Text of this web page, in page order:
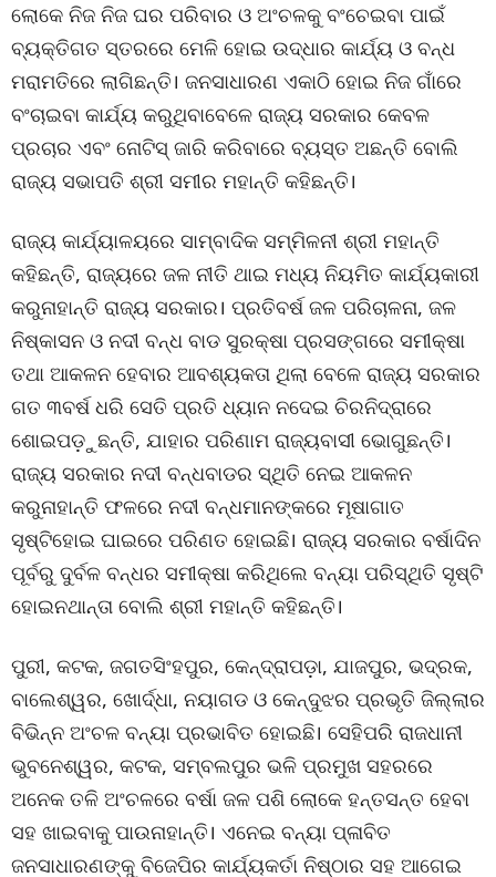
ଲୋକେ ନିଜ ନିଜ ଘର ପରିବାର ଓ ଅଂଚଳକୁ ବଂଚେଇବା ପାଇଁ
ବ୍ୟକ୍ତିଗତ ସ୍ତରରେ ମେଳି ହୋଇ ଉଦ୍ଧାର କାର୍ଯ୍ୟ ଓ ବନ୍ଧ
ମରାମତିରେ ଲାଗିଛନ୍ତି। ଜନସାଧାରଣ ଏକାଠି ହୋଇ ନିଜ ଗାଁରେ
ବଂଚାଇବା କାର୍ଯ୍ୟ କରୁଥିବାବେଳେ ରାଜ୍ୟ ସରକାର କେବଳ
ପ୍ରଚାର ଏବଂ ନୋଟିସ୍ ଜାରି କରିବାରେ ବ୍ୟସ୍ତ ଅଛନ୍ତି ବୋଲି
ରାଜ୍ୟ ସଭାପତି ଶ୍ରୀ ସମୀର ମହାନ୍ତି କହିଛନ୍ତି।
ରାଜ୍ୟ କାର୍ଯ୍ୟାଳୟରେ ସାମ୍ବାଦିକ ସମ୍ମିଳନୀ ଶ୍ରୀ ମହାନ୍ତି
କହିଛନ୍ତି, ରାଜ୍ୟରେ ଜଳ ନୀତି ଥାଇ ମଧ୍ୟ ନିୟମିତ କାର୍ଯ୍ୟକାରୀ
କରୁନାହାନ୍ତି ରାଜ୍ୟ ସରକାର। ପ୍ରତିବର୍ଷ ଜଳ ପରିଚାଳନା, ଜଳ
ନିଷ୍କାସନ ଓ ନଦୀ ବନ୍ଧ ବାଡ ସୁରକ୍ଷା ପ୍ରସଙ୍ଗରେ ସମୀକ୍ଷା
ତଥା ଆକଳନ ହେବାର ଆବଶ୍ୟକତା ଥିଲା ବେଳେ ରାଜ୍ୟ ସରକାର
ଗତ ୩ବର୍ଷ ଧରି ସେତି ପ୍ରତି ଧ୍ୟାନ ନଦେଇ ଚିରନିଦ୍ରାରେ
ଶୋଇପଡ଼ୁଛନ୍ତି, ଯାହାର ପରିଣାମ ରାଜ୍ୟବାସୀ ଭୋଗୁଛନ୍ତି।
ରାଜ୍ୟ ସରକାର ନଦୀ ବନ୍ଧବାଡର ସ୍ଥିତି ନେଇ ଆକଳନ
କରୁନାହାନ୍ତି ଫଳରେ ନଦୀ ବନ୍ଧମାନଙ୍କରେ ମୂଷାଗାତ
ସୃଷ୍ଟିହୋଇ ଘାଇରେ ପରିଣତ ହୋଇଛି। ରାଜ୍ୟ ସରକାର ବର୍ଷାଦିନ
ପୂର୍ବରୁ ଦୁର୍ବଳ ବନ୍ଧର ସମୀକ୍ଷା କରିଥିଲେ ବନ୍ୟା ପରିସ୍ଥିତି ସୃଷ୍ଟି
ହୋଇନଥାନ୍ତା ବୋଲି ଶ୍ରୀ ମହାନ୍ତି କହିଛନ୍ତି।
ପୁରୀ, କଟକ, ଜଗତସିଂହପୁର, କେନ୍ଦ୍ରାପଡ଼ା, ଯାଜପୁର, ଭଦ୍ରକ,
ବାଲେଶ୍ୱର, ଖୋର୍ଦ୍ଧା, ନୟାଗଡ ଓ କେନ୍ଦୁଝର ପ୍ରଭୃତି ଜିଲ୍ଲାର
ବିଭିନ୍ନ ଅଂଚଳ ବନ୍ୟା ପ୍ରଭାବିତ ହୋଇଛି। ସେହିପରି ରାଜଧାନୀ
ଭୁବନେଶ୍ୱର, କଟକ, ସମ୍ବଲପୁର ଭଳି ପ୍ରମୁଖ ସହରରେ
ଅନେକ ତଳି ଅଂଚଳରେ ବର୍ଷା ଜଳ ପଶି ଲୋକେ ହନ୍ତସନ୍ତ ହେବା
ସହ ଖାଇବାକୁ ପାଉନାହାନ୍ତି। ଏନେଇ ବନ୍ୟା ପ୍ଳାବିତ
ଜନସାଧାରଣଙ୍କୁ ବିଜେପିର କାର୍ଯ୍ୟକର୍ତା ନିଷ୍ଠାର ସହ ଆଗେଇ